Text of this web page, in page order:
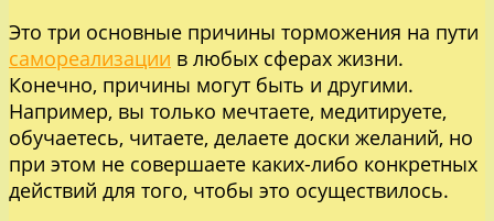
Это три основные причины торможения на пути
самореализации в любых сферах жизни.
Конечно, причины могут быть и другими.
Например, вы только мечтаете, медитируете,
обучаетесь, читаете, делаете доски желаний, но
при этом не совершаете каких-либо конкретных
действий для того, чтобы это осуществилось.